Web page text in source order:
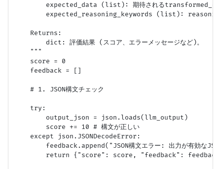
expected_data (list): 期待される
expected_reasoning_keywords (list):
    Returns:
        dict: 評価結果 (スコア、エラーメッセージなど)。
    """
    score = 0
    feedback = []
    # 1. JSON構文チェック
    try:
        output_json = json.loads(llm_output)
        score += 10 # 構文が正しい
    except json.JSONDecodeError:
feedback.append("JSON構文エラー: 出力が有効なJSON
return {"score": score, "feedback":